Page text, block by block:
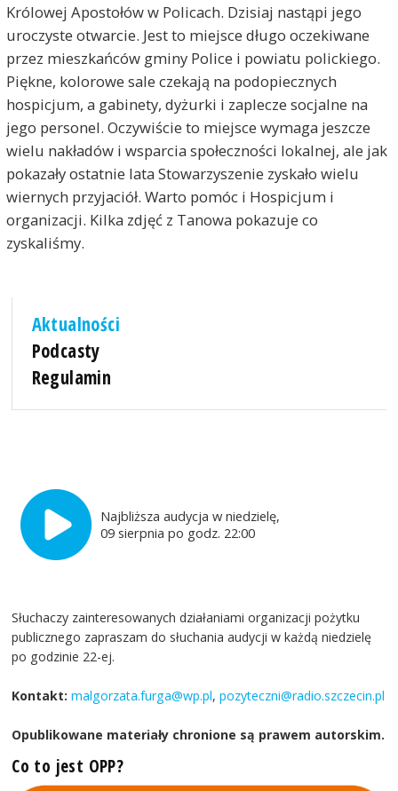
Królowej Apostołów w Policach. Dzisiaj nastąpi jego
uroczyste otwarcie. Jest to miejsce długo oczekiwane
przez mieszkańców gminy Police i powiatu polickiego.
Piękne, kolorowe sale czekają na podopiecznych
hospicjum, a gabinety, dyżurki i zaplecze socjalne na
jego personel. Oczywiście to miejsce wymaga jeszcze
wielu nakładów i wsparcia społeczności lokalnej, ale jak
pokazały ostatnie lata Stowarzyszenie zyskało wielu
wiernych przyjaciół. Warto pomóc i Hospicjum i
organizacji. Kilka zdjęć z Tanowa pokazuje co
zyskaliśmy.
Aktualności
Podcasty
Regulamin
Najbliższa audycja w niedzielę,
09 sierpnia po godz. 22:00
Słuchaczy zainteresowanych działaniami organizacji pożytku
publicznego zapraszam do słuchania audycji w każdą niedzielę
po godzinie 22-ej.
Kontakt: malgorzata.furga@wp.pl,pozyteczni@radio.szczecin.pl
Opublikowane materiały chronione są prawem autorskim.
Co to jest OPP?